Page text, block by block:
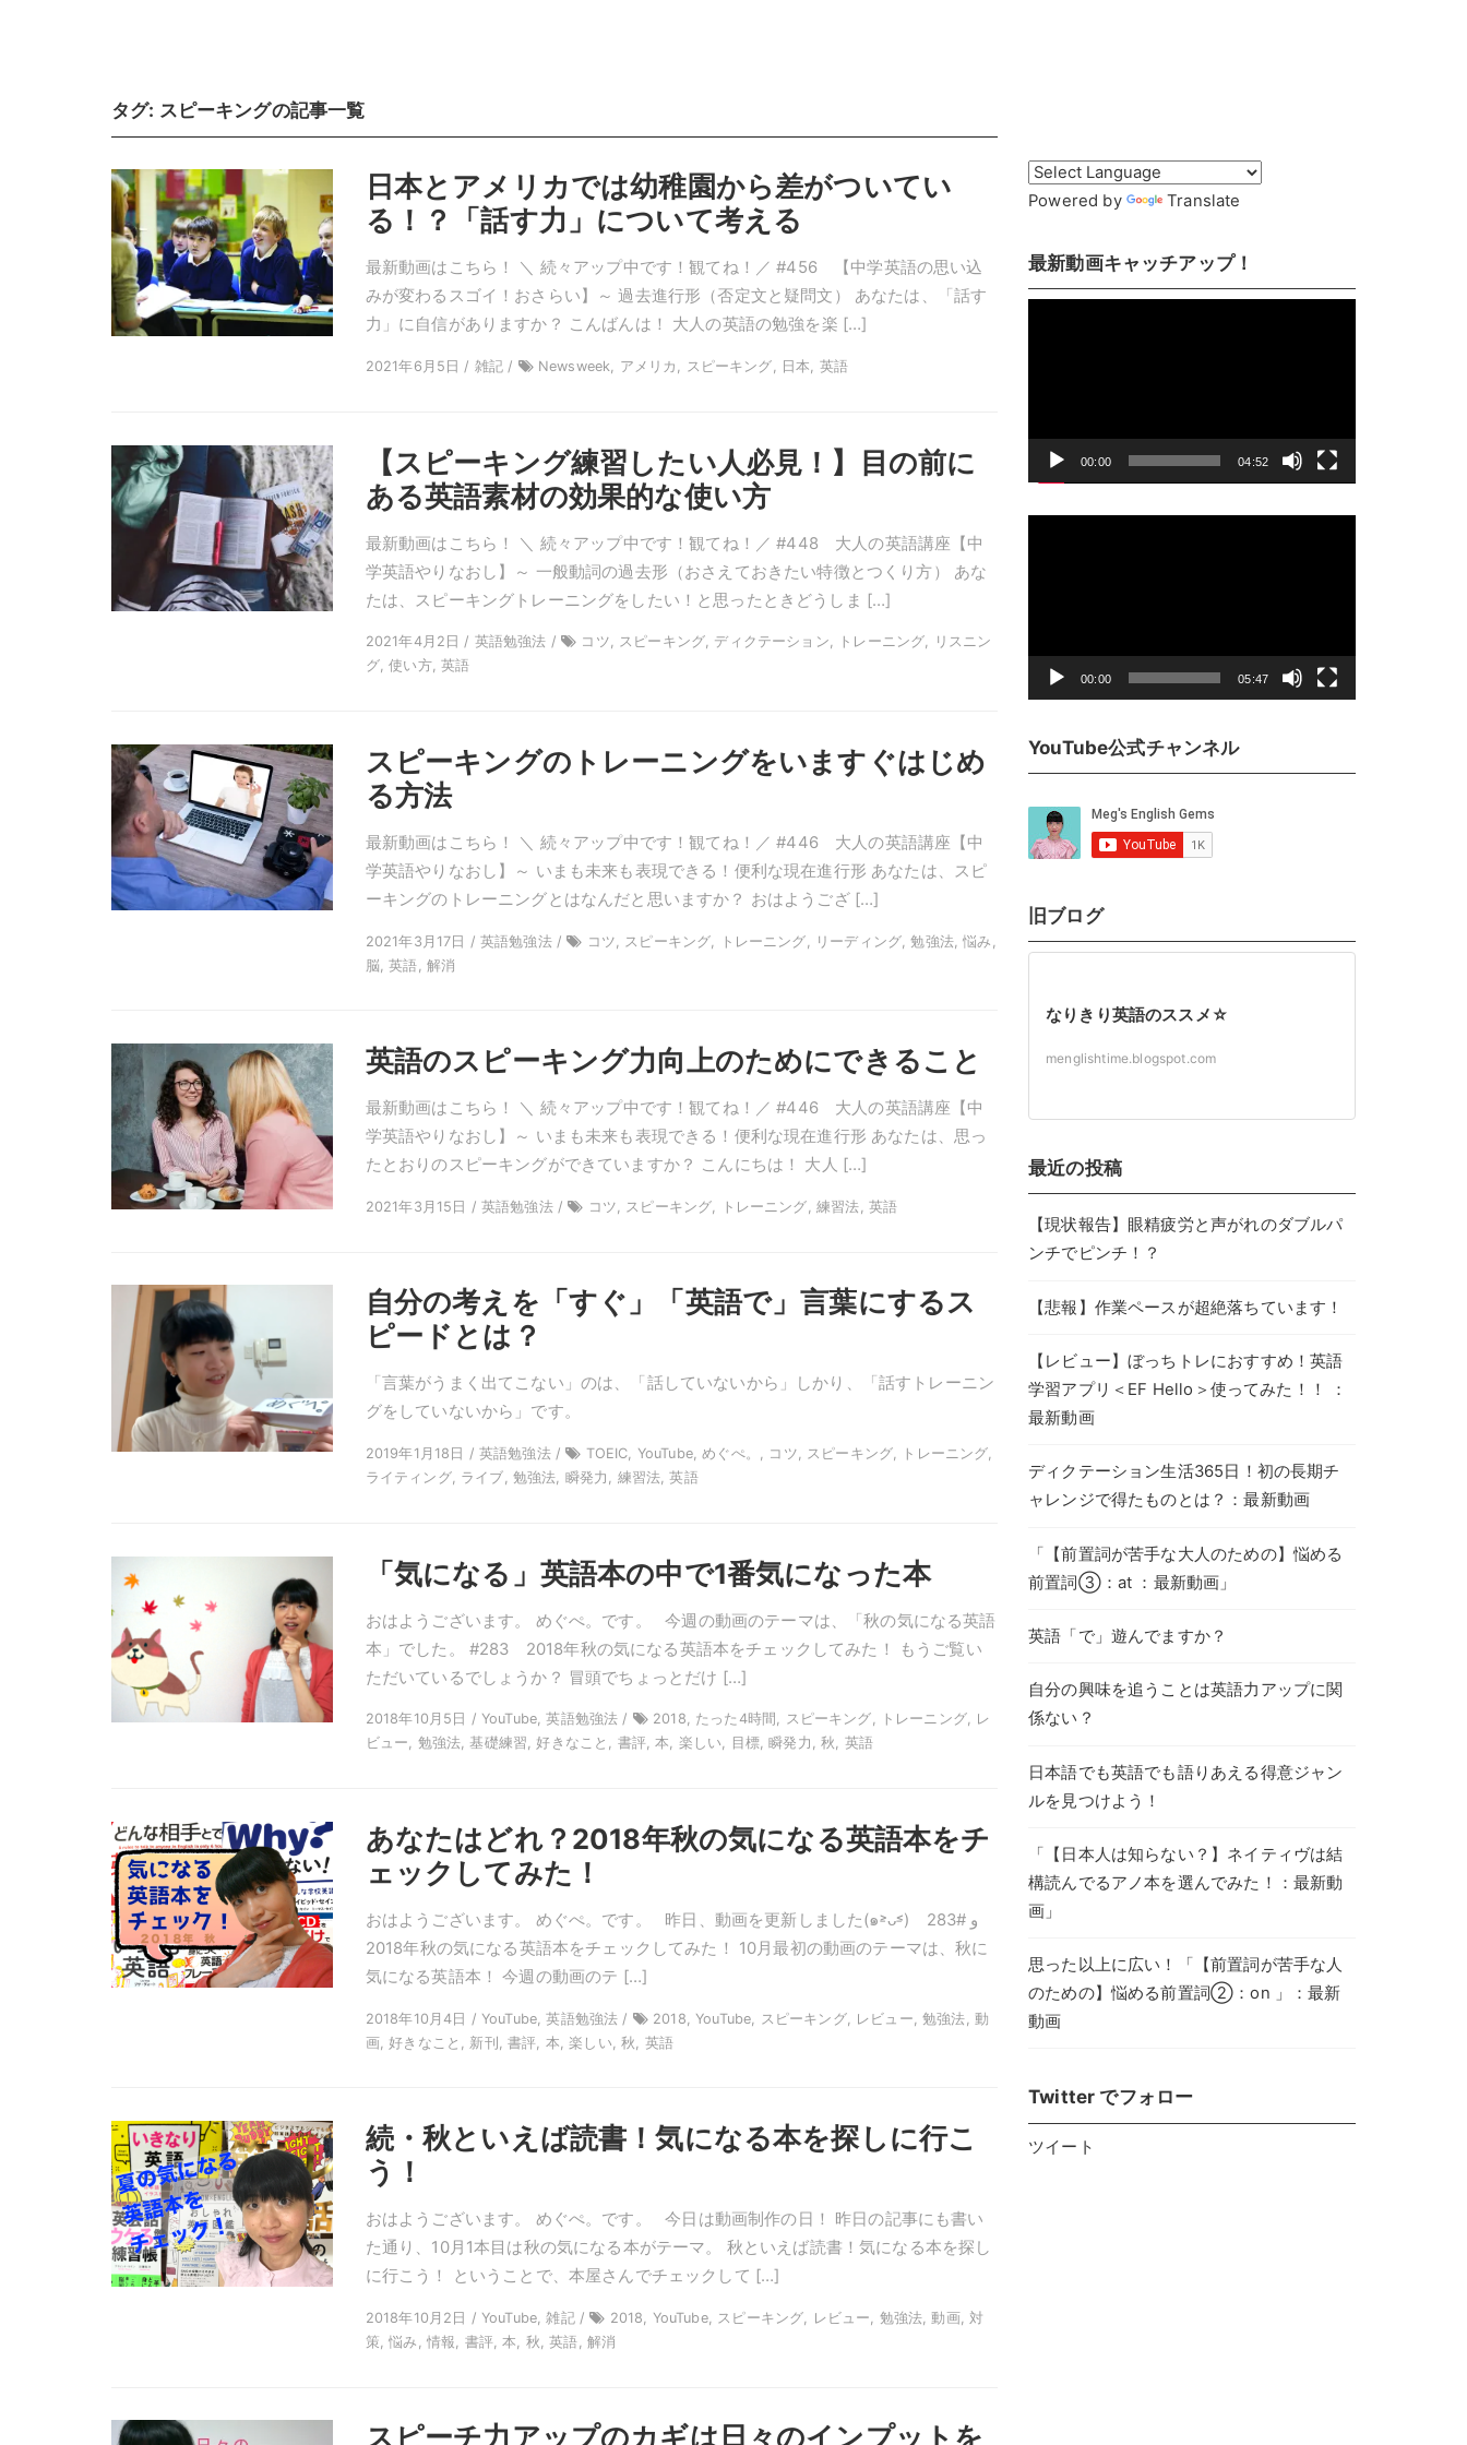
タグ: スピーキングの記事一覧
日本とアメリカでは幼稚園から差がついてい
る！？「話す力」について考える
最新動画はこちら！ ＼ 続々アップ中です！観てね！／ #456 【中学英語の思い込
みが変わるスゴイ！おさらい】～ 過去進行形（否定文と疑問文） あなたは、「話す
力」に自信がありますか？ こんばんは！ 大人の英語の勉強を楽 […]
2021年6月5日 / 雑記 / Newsweek, アメリカ, スピーキング, 日本, 英語
【スピーキング練習したい人必見！】目の前に
ある英語素材の効果的な使い方
最新動画はこちら！ ＼ 続々アップ中です！観てね！／ #448 大人の英語講座【中
学英語やりなおし】～ 一般動詞の過去形（おさえておきたい特徴とつくり方） あな
たは、スピーキングトレーニングをしたい！と思ったときどうしま […]
2021年4月2日 / 英語勉強法 /
コツ, スピーキング, ディクテーション, トレーニング, リスニン
グ, 使い方, 英語
スピーキングのトレーニングをいますぐはじめ
る方法
最新動画はこちら！ ＼ 続々アップ中です！観てね！／ #446 大人の英語講座【中
学英語やりなおし】～ いまも未来も表現できる！便利な現在進行形 あなたは、スピ
ーキングのトレーニングとはなんだと思いますか？ おはようござ […]
2021年3月17日 / 英語勉強法 /
コツ, スピーキング, トレーニング, リーディング, 勉強法, 悩み,
脳, 英語, 解消
英語のスピーキング力向上のためにできること
最新動画はこちら！ ＼ 続々アップ中です！観てね！／ #446 大人の英語講座【中
学英語やりなおし】～ いまも未来も表現できる！便利な現在進行形 あなたは、思っ
たとおりのスピーキングができていますか？ こんにちは！ 大人 […]
2021年3月15日 / 英語勉強法 / コツ, スピーキング, トレーニング, 練習法, 英語
自分の考えを「すぐ」「英語で」言葉にするス
ピードとは？
「言葉がうまく出てこない」のは、「話していないから」しかり、「話すトレーニン
グをしていないから」です。
2019年1月18日 / 英語勉強法 /
TOEIC, YouTube, めぐぺ。, コツ, スピーキング, トレーニング,
ライティング, ライブ, 勉強法, 瞬発力, 練習法, 英語
「気になる」英語本の中で1番気になった本
おはようございます。 めぐぺ。です。 今週の動画のテーマは、「秋の気になる英語
本」でした。 #283 2018年秋の気になる英語本をチェックしてみた！ もうご覧い
ただいているでしょうか？ 冒頭でちょっとだけ […]
2018年10月5日 / YouTube, 英語勉強法 /
2018, たった4時間, スピーキング, トレーニング, レ
ビュー, 勉強法, 基礎練習, 好きなこと, 書評, 本, 楽しい, 目標, 瞬発力, 秋, 英語
あなたはどれ？2018年秋の気になる英語本をチ
ェックしてみた！
おはようございます。 めぐぺ。です。 昨日、動画を更新しました(๑˃̵ᴗ˂̵)و #283
2018年秋の気になる英語本をチェックしてみた！ 10月最初の動画のテーマは、秋に
気になる英語本！ 今週の動画のテ […]
2018年10月4日 / YouTube, 英語勉強法 /
2018, YouTube, スピーキング, レビュー, 勉強法, 動
画, 好きなこと, 新刊, 書評, 本, 楽しい, 秋, 英語
続・秋といえば読書！気になる本を探しに行こ
う！
おはようございます。 めぐぺ。です。 今日は動画制作の日！ 昨日の記事にも書い
た通り、10月1本目は秋の気になる本がテーマ。 秋といえば読書！気になる本を探し
に行こう！ ということで、本屋さんでチェックして […]
2018年10月2日 / YouTube, 雑記 /
2018, YouTube, スピーキング, レビュー, 勉強法, 動画, 対
策, 悩み, 情報, 書評, 本, 秋, 英語, 解消
スピーチ力アップのカギは日々のインプットを
Powered by Translate
最新動画キャッチアップ！
ー
00:00 04:52
ー
00:00 05:47
YouTube公式チャンネル
旧ブログ
なりきり英語のススメ☆
menglishtime.blogspot.com
最近の投稿
【現状報告】眼精疲労と声がれのダブルパ
ンチでピンチ！？
【悲報】作業ペースが超絶落ちています！
【レビュー】ぼっちトレにおすすめ！英語
学習アプリ＜EF Hello＞使ってみた！！ ：
最新動画
ディクテーション生活365日！初の長期チ
ャレンジで得たものとは？：最新動画
「【前置詞が苦手な大人のための】悩める
前置詞③：at ：最新動画」
英語「で」遊んでますか？
自分の興味を追うことは英語力アップに関
係ない？
日本語でも英語でも語りあえる得意ジャン
ルを見つけよう！
「【日本人は知らない？】ネイティヴは結
構読んでるアノ本を選んでみた！：最新動
画」
思った以上に広い！「【前置詞が苦手な人
のための】悩める前置詞②：on 」：最新
動画
Twitter でフォロー
ツイート